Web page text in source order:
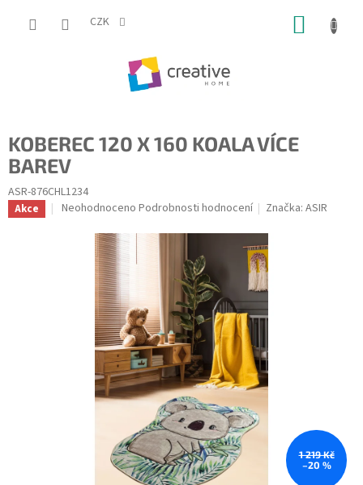
CZK
KOBEREC 120 X 160 KOALA VÍCE
BAREV
ASR-876CHL1234
Akce
Průměrné
produktu
hvězdiček.
Neohodnoceno Podrobnosti hodnocení Značka:ASIR
1 219 Kč
–20 %